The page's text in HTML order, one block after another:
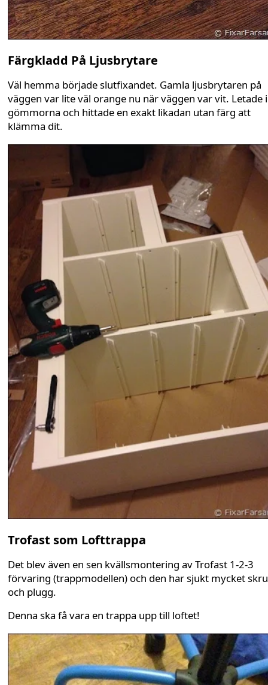
Färgkladd På Ljusbrytare
Väl hemma började slutfixandet. Gamla ljusbrytaren på
väggen var lite väl orange nu när väggen var vit. Letade i
gömmorna och hittade en exakt likadan utan färg att
klämma dit.
Trofast som Lofttrappa
Det blev även en sen kvällsmontering av Trofast 1-2-3
förvaring (trappmodellen) och den har sjukt mycket
och plugg.
Denna ska få vara en trappa upp till loftet!